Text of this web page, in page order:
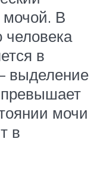
мочой. В
человека
в
выделение
превышает
мочи
в